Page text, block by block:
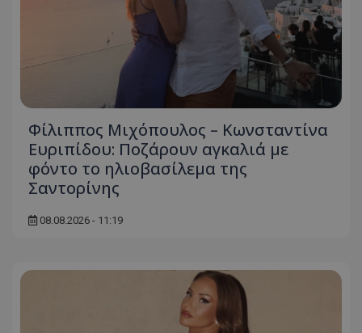
Φίλιππος Μιχόπουλος – Κωνσταντίνα
Ευριπίδου: Ποζάρουν αγκαλιά με
φόντο το ηλιοβασίλεμα της
Σαντορίνης
08.08.2026 - 11:19